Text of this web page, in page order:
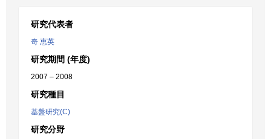
研究代表者
奇 恵英
研究期間 (年度)
2007 – 2008
研究種目
基盤研究(C)
研究分野